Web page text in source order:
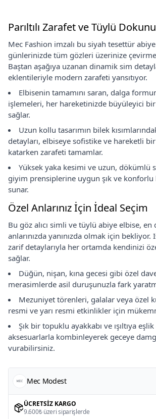
Parıltılı Zarafet ve Tüylü
Mec Fashion imzalı bu siyah tesettür
günlerinizde tüm gözleri üzerinize
Baştan aşağıya uzanan dinamik sim
eklentileriyle modern zarafeti yansıtıyor.
Elbisenin tamamını saran, dalga
işlemeleri, her hareketinizde büyüleyici bir
sağlar.
Uzun kollu tasarımın bilek
detayları, elbiseye sofistike ve hareketli
katarken zarafeti tamamlar.
Yüksek yaka kesimi ve uzun, dökümlü
giyim prensiplerine uygun şık ve konforlu
sunar.
Özel Anlarınız İçin İdeal Seçim
Bu göz alıcı simli ve tüylü abiye elbise, en
anlarınızda yanınızda olmak için bekliyor.
zarif detaylarıyla her ortamda kendinizi
sağlar.
Düğün, nişan, kına gecesi gibi özel
merasimlerde asil duruşunuzla fark
Mezuniyet törenleri, galalar veya özel
resmi ve yarı resmi etkinlikler için
Şık bir topuklu ayakkabı ve ışıltıya
aksesuarlarla kombinleyerek geceye
vurabilirsiniz.
Mec Modest
ÜCRETSIZ KARGO
9.600₺ üzeri siparişlerde